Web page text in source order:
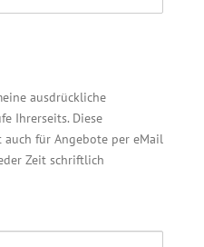
ausdrückliche
Ihrerseits. Diese
für Angebote per eMail
Zeit schriftlich